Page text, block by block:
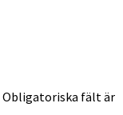
Obligatoriska fält är